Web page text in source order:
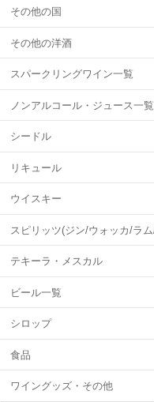
その他の国
その他の洋酒
スパークリングワイン一覧
ノンアルコール・ジュース一覧
シードル
リキュール
ウイスキー
スピリッツ(ジン/ウォッカ/ラ
テキーラ・メスカル
ビール一覧
シロップ
食品
ワイングッズ・その他